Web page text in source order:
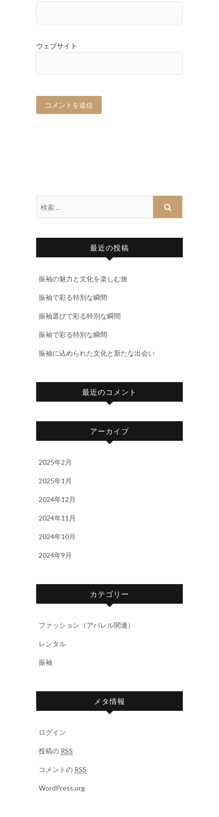
ウェブサイト
最近の投稿
振袖の魅力と文化を楽しむ旅
振袖で彩る特別な瞬間
振袖選びで彩る特別な瞬間
振袖で彩る特別な瞬間
振袖に込められた文化と新たな出会い
最近のコメント
アーカイブ
2025年2月
2025年1月
2024年12月
2024年11月
2024年10月
2024年9月
カテゴリー
ファッション（アパレル関連）
レンタル
振袖
メタ情報
ログイン
投稿の RSS
コメントの RSS
WordPress.org